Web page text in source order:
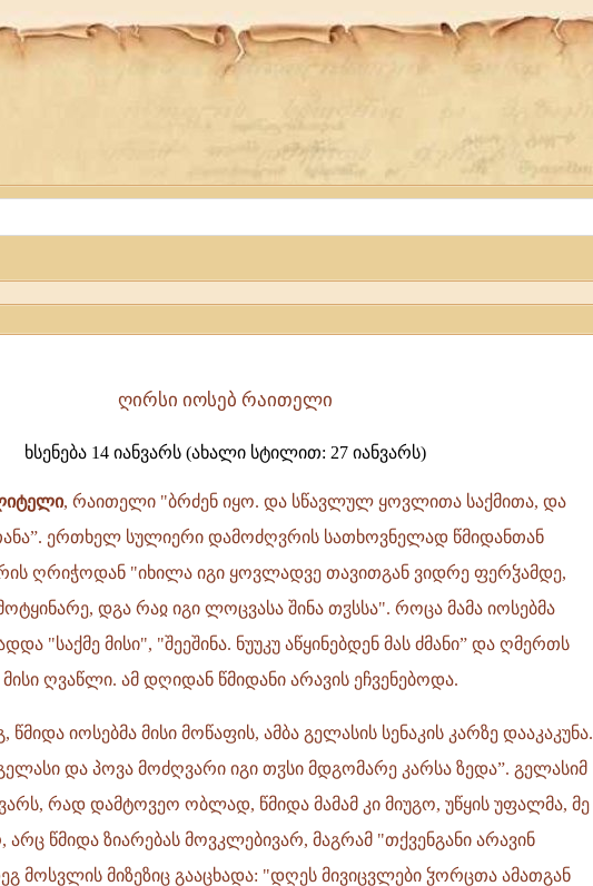
ღირსი იოსებ რაითელი
ხსენება 14 იანვარს (ახალი სტილით: 27 იანვარს)
, რაითელი "ბრძენ იყო. და სწავლულ ყოვლითა საქმითა, და
ერთხელ სულიერი დამოძღვრის სათხოვნელად წმიდანთან
ღრიჭოდან "იხილა იგი ყოვლადვე თავითგან ვიდრე ფერჴამდე,
დგა რაჲ იგი ლოცვასა შინა თჳსსა". როცა მამა იოსებმა
"საქმე მისი", "შეეშინა. ნუუკუ აწყინებდენ მას ძმანი” და ღმერთს
ღვაწლი. ამ დღიდან წმიდანი არავის ეჩვენებოდა.
წმიდა იოსებმა მისი მოწაფის, ამბა გელასის სენაკის კარზე დააკაკუნა.
და პოვა მოძღვარი იგი თჳსი მდგომარე კარსა ზედა”. გელასიმ
რად დამტოვეო ობლად, წმიდა მამამ კი მიუგო, უწყის უფალმა, მე
წმიდა ზიარებას მოვკლებივარ, მაგრამ "თქვენგანი არავინ
მოსვლის მიზეზიც გააცხადა: "დღეს მივიცვლები ჴორცთა ამათგან